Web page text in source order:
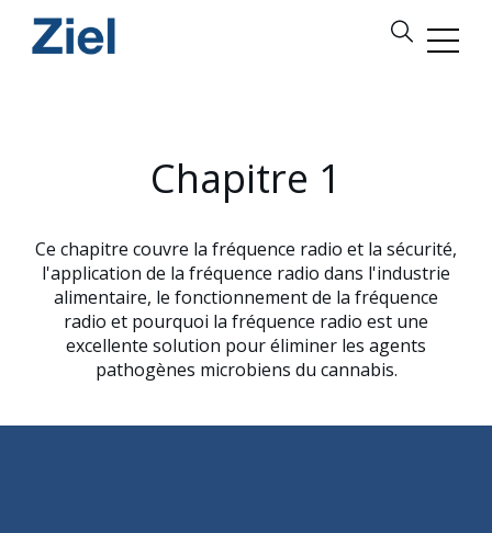
Chapitre 1
Ce chapitre couvre la fréquence radio et la sécurité,
l'application de la fréquence radio dans l'industrie
alimentaire, le fonctionnement de la fréquence
radio et pourquoi la fréquence radio est une
excellente solution pour éliminer les agents
pathogènes microbiens du cannabis.